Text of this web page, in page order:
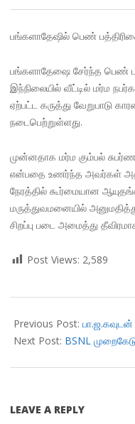
பங்களாதேஷில் பெண்
பங்களாதேஷை சேர்ந்த பெண்
இந்நிலையில் வீட்டில் மர்ம
ஏற்பட்ட கருத்து வேறுபாடு
நடைபெற்றுள்ளது.
முன்னதாக மர்ம கும்பல்
என்பதை உணர்ந்த அவர்கள்
நேரத்தில் கூர்மையான
மருத்துவமனையில்
சிறப்பு படை அமைத்து
Post Views: 2,589
08-
29
Previous Post: பா.ஜ.கவுடன்
Next Post: BSNL
LEAVE A REPLY